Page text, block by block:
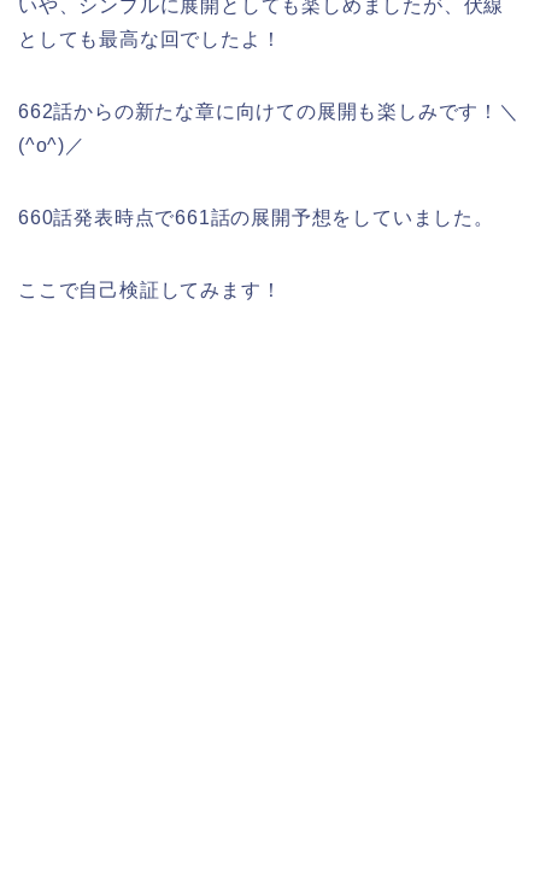
いや、シンプルに展開としても楽しめましたが、伏線
としても最高な回でしたよ！
662話からの新たな章に向けての展開も楽しみです！＼
(^o^)／
660話発表時点で661話の展開予想をしていました。
ここで自己検証してみます！